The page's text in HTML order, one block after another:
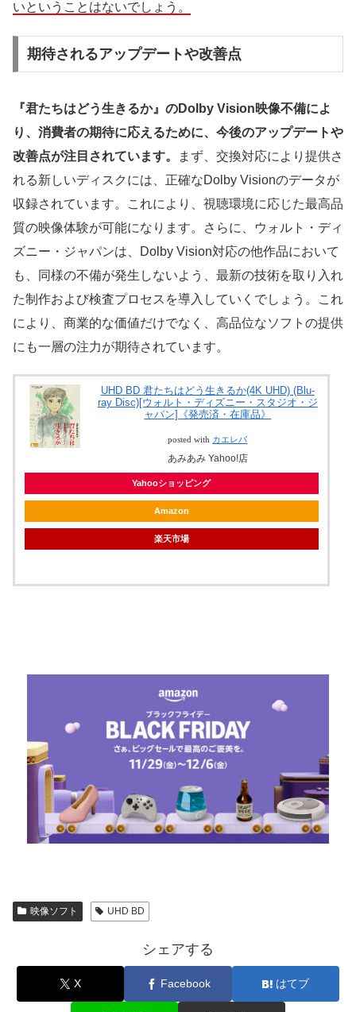
いということはないでしょう。
期待されるアップデートや改善点
『君たちはどう生きるか』のDolby Vision映像不備によ
り、消費者の期待に応えるために、今後のアップデートや
改善点が注目されています。
まず、交換対応により提供さ
れる新しいディスクには、正確なDolby Visionのデータが
収録されています。これにより、視聴環境に応じた最高品
質の映像体験が可能になります。さらに、ウォルト・ディ
ズニー・ジャパンは、Dolby Vision対応の他作品において
も、同様の不備が発生しないよう、最新の技術を取り入れ
た制作および検査プロセスを導入していくでしょう。これ
により、商業的な価値だけでなく、高品位なソフトの提供
にも一層の注力が期待されています。
UHD BD 君たちはどう生きるか(4K UHD) (Blu-
ray Disc)[ウォルト・ディズニー・スタジオ・ジ
ャパン]《発売済・在庫品》
posted with カエレバ
あみあみ Yahoo!店
Yahooショッピング
Amazon
楽天市場
映像ソフト UHD BD
シェアする
X Facebook はてブ